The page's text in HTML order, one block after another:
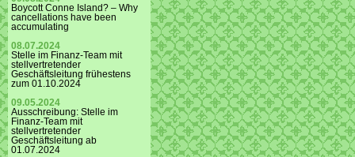
Boycott Conne Island? – Why
cancellations have been
accumulating
08.07.2024
Stelle im Finanz-Team mit
stellvertretender
Geschäftsleitung frühestens
zum 01.10.2024
09.05.2024
Ausschreibung: Stelle im
Finanz-Team mit
stellvertretender
Geschäftsleitung ab
01.07.2024